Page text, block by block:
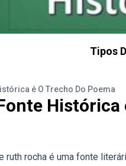
Tipos
é O Trecho Do Poema
Histórica
ruth rocha é uma fonte